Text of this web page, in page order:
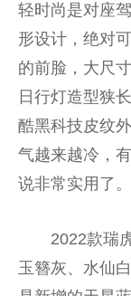
轻时尚是对座
形设计，绝对
的前脸，大尺
日行灯造型狭
酷黑科技皮纹
气越来越冷，
说非常实用了。
2022款瑞
玉簪灰、水仙